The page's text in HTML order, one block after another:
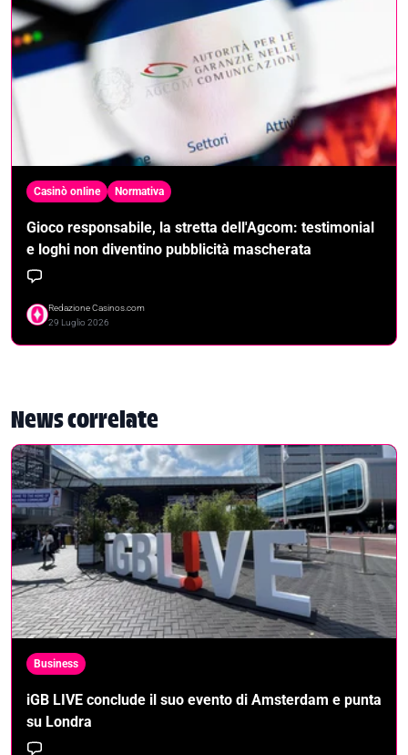
Casinò online Normativa
Gioco responsabile, la stretta dell'Agcom: testimonial
e loghi non diventino pubblicità mascherata
Redazione Casinos.com
29 Luglio 2026
News correlate
Business
iGB LIVE conclude il suo evento di Amsterdam e punta
su Londra